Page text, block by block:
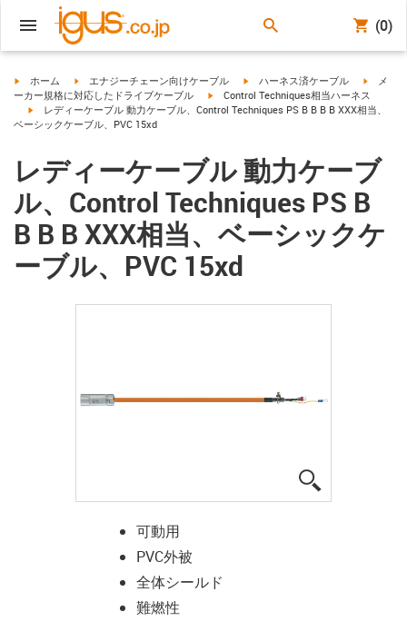
(0)
igus-icon-arrow-right
ホーム igus-icon-arrow-right
エナジーチェーン向けケーブル igus-icon-arrow-right
ハーネス済ケーブル igus-
メ
ーカー規格に対応したドライブケーブル
igus-icon-arrow-right
Control Techniques相当ハーネス
igus-icon-arrow-right
レディーケーブル 動力ケーブル、Control Techniques PS B B B B XXX相当、
ベーシックケーブル、PVC 15xd
レディーケーブル 動力ケーブ
ル、Control Techniques PS B
B B B XXX相当、ベーシックケ
ーブル、PVC 15xd
可動用
PVC外被
全体シールド
難燃性